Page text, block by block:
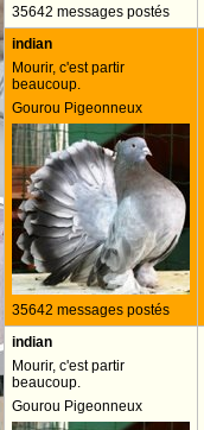
35642 messages postés
indian
Mourir, c'est partir
beaucoup.
Gourou Pigeonneux
35642 messages postés
indian
Mourir, c'est partir
beaucoup.
Gourou Pigeonneux